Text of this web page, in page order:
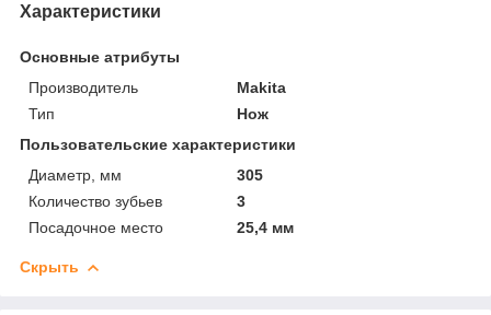
Характеристики
Основные атрибуты
Производитель
Makita
Тип
Нож
Пользовательские характеристики
Диаметр, мм
305
Количество зубьев
3
Посадочное место
25,4 мм
Скрыть